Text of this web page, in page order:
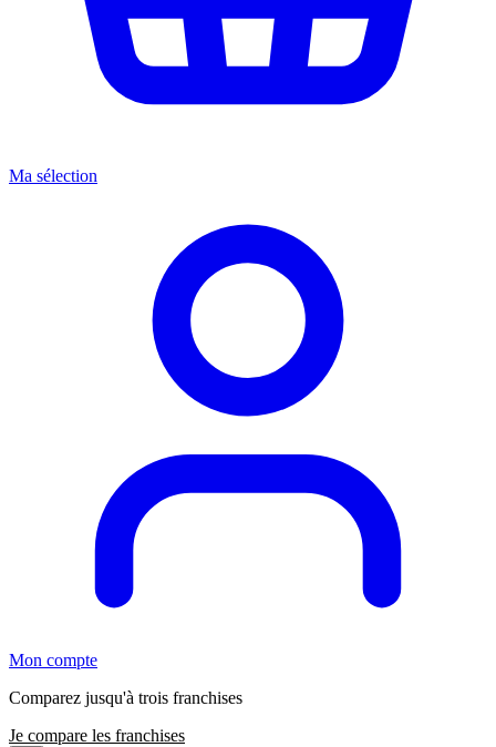
Ma sélection
Mon compte
Comparez jusqu'à trois franchises
Je compare les franchises